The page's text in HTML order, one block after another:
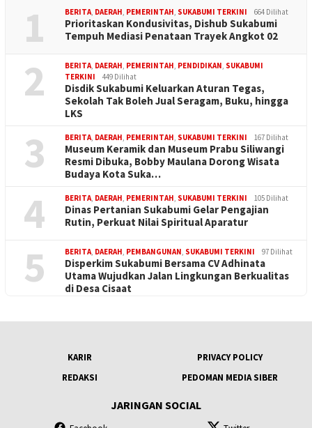
1 BERITA, DAERAH, PEMERINTAH, SUKABUMI TERKINI 664 Dilihat
Prioritaskan Kondusivitas, Dishub Sukabumi
Tempuh Mediasi Penataan Trayek Angkot 02
2 BERITA, DAERAH, PEMERINTAH, PENDIDIKAN, SUKABUMI
TERKINI
449 Dilihat
Disdik Sukabumi Keluarkan Aturan Tegas,
Sekolah Tak Boleh Jual Seragam, Buku, hingga
LKS
3 BERITA, DAERAH, PEMERINTAH, SUKABUMI TERKINI 167 Dilihat
Museum Keramik dan Museum Prabu Siliwangi
Resmi Dibuka, Bobby Maulana Dorong Wisata
Budaya Kota Suka…
4 BERITA, DAERAH, PEMERINTAH, SUKABUMI TERKINI 105 Dilihat
Dinas Pertanian Sukabumi Gelar Pengajian
Rutin, Perkuat Nilai Spiritual Aparatur
5 BERITA, DAERAH, PEMBANGUNAN, SUKABUMI TERKINI 97 Dilihat
Disperkim Sukabumi Bersama CV Adhinata
Utama Wujudkan Jalan Lingkungan Berkualitas
di Desa Cisaat
KARIR
PRIVACY POLICY
REDAKSI
PEDOMAN MEDIA SIBER
JARINGAN SOCIAL